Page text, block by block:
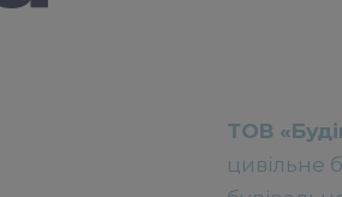
ТОВ
цивільне